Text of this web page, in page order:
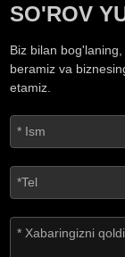
SO'ROV
Biz bilan
beramiz va
etamiz.